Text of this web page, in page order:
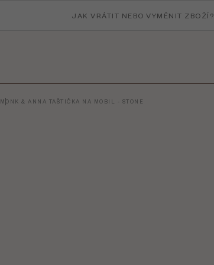
JAK VRÁTIT NEBO VYMĚNIT ZBOŽÍ?
MONK & ANNA TAŠTIČKA NA MOBIL - STONE